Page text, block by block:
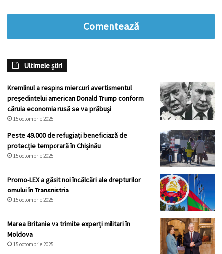
Comentează
Ultimele știri
Kremlinul a respins miercuri avertismentul
preşedintelui american Donald Trump conform
căruia economia rusă se va prăbuşi
15 octombrie 2025
Peste 49.000 de refugiați beneficiază de
protecție temporară în Chișinău
15 octombrie 2025
Promo-LEX a găsit noi încălcări ale drepturilor
omului în Transnistria
15 octombrie 2025
Marea Britanie va trimite experți militari în
Moldova
15 octombrie 2025